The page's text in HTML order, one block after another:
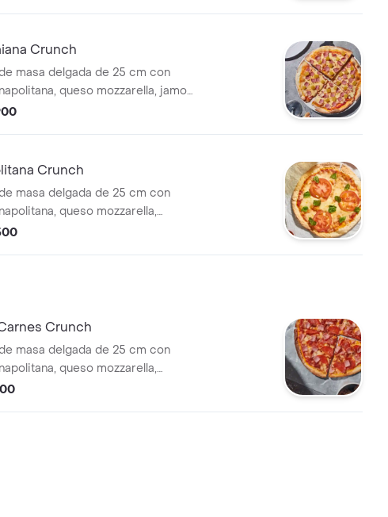
Crunch
masa delgada de 25 cm con
queso mozzarella, jamon
y piña.
Crunch
masa delgada de 25 cm con
queso mozzarella,
en rodajas y albahaca.
Crunch
masa delgada de 25 cm con
queso mozzarella,
tocineta y jamón de cerdo.